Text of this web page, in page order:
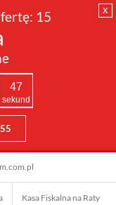
Kasa Fiskalna na Raty
15
47
sekund
x